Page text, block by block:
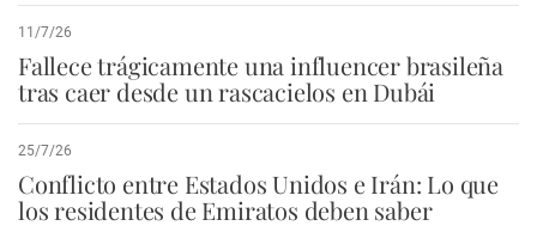
11/7/26
Fallece trágicamente una influencer brasileña
tras caer desde un rascacielos en Dubái
25/7/26
Conflicto entre Estados Unidos e Irán: Lo que
los residentes de Emiratos deben saber